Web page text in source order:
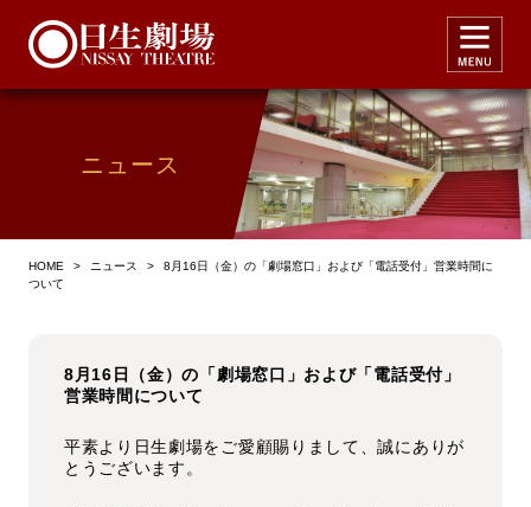
ニュース
HOME > ニュース >
8月16日（金）の「劇場窓口」および「電話受付」営業時間に
ついて
8月16日（金）の「劇場窓口」および「電話受付」
営業時間について
平素より日生劇場をご愛顧賜りまして、誠にありが
とうございます。